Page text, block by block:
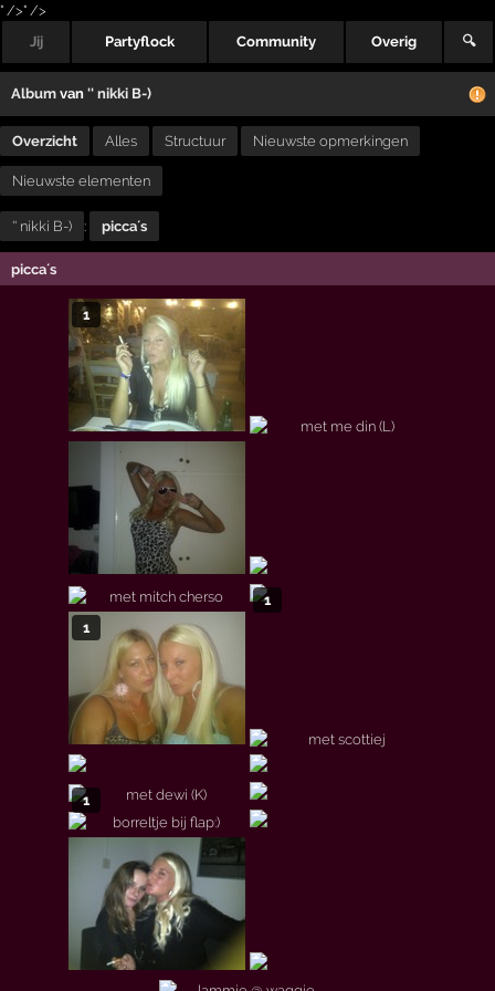
" />" />
Jij
Partyflock Community Overig 🔍
Album van'' nikki B-)
Overzicht Alles Structuur Nieuwste opmerkingen
Nieuwste elementen
'' nikki B-) : picca´s
picca´s
1
1
1
1